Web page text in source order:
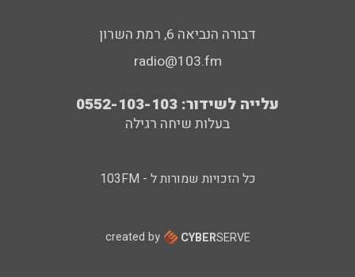
דבורה הנביאה 6, רמת השרון
radio@103.fm
עלייה לשידור: 0552-103-103
בעלות שיחה רגילה
כל הזכויות שמורות ל - 103FM
created by CYBERSERVE